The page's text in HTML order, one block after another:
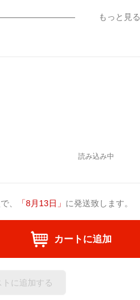
もっと見る
、 「8月13日 」 に発送致します。
カートに追加
に追加する